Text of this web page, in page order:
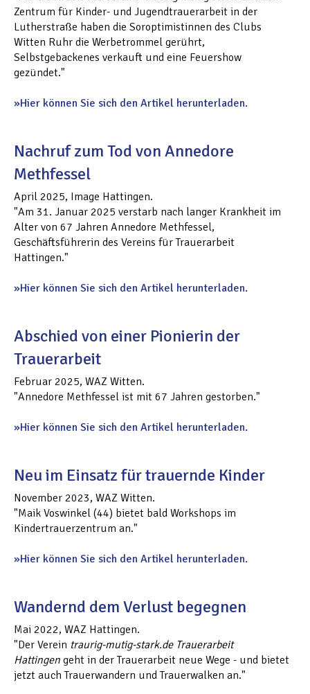
Zentrum für Kinder- und Jugendtrauerarbeit in der
Lutherstraße haben die Soroptimistinnen des Clubs
Witten Ruhr die Werbetrommel gerührt,
Selbstgebackenes verkauft und eine Feuershow
gezündet."
Hier können Sie sich den Artikel herunterladen.
Nachruf zum Tod von Annedore
Methfessel
April 2025, Image Hattingen.
"Am 31. Januar 2025 verstarb nach langer Krankheit im
Alter von 67 Jahren Annedore Methfessel,
Geschäftsführerin des Vereins für Trauerarbeit
Hattingen."
Hier können Sie sich den Artikel herunterladen.
Abschied von einer Pionierin der
Trauerarbeit
Februar 2025, WAZ Witten.
"Annedore Methfessel ist mit 67 Jahren gestorben."
Hier können Sie sich den Artikel herunterladen.
Neu im Einsatz für trauernde Kinder
November 2023, WAZ Witten.
"Maik Voswinkel (44) bietet bald Workshops im
Kindertrauerzentrum an."
Hier können Sie sich den Artikel herunterladen.
Wandernd dem Verlust begegnen
Mai 2022, WAZ Hattingen.
"Der Verein traurig-mutig-stark.de Trauerarbeit
Hattingen geht in der Trauerarbeit neue Wege - und bietet
jetzt auch Trauerwandern und Trauerwalken an."